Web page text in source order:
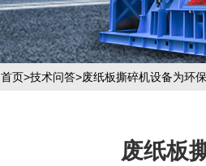
首页>技术问答>废纸板撕碎机设备为环
废纸板